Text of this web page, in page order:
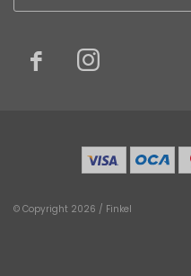
 
© Copyright 2026 / Finkel